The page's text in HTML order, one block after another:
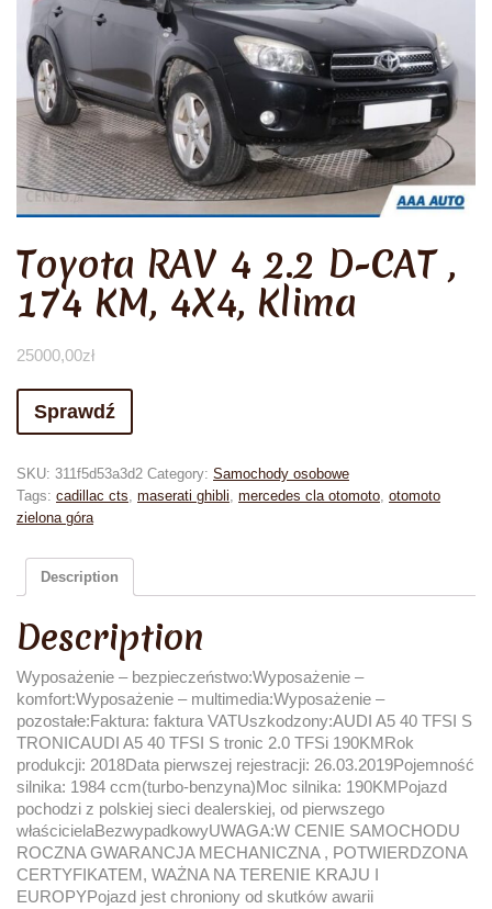
Toyota RAV 4 2.2 D-CAT ,
174 KM, 4X4, Klima
25000,00zł
Sprawdź
SKU: 311f5d53a3d2 Category: Samochody osobowe
Tags: cadillac cts, maserati ghibli, mercedes cla otomoto, otomoto
zielona góra
Description
Description
Wyposażenie – bezpieczeństwo:Wyposażenie –
komfort:Wyposażenie – multimedia:Wyposażenie –
pozostałe:Faktura: faktura VATUszkodzony:AUDI A5 40 TFSI S
TRONICAUDI A5 40 TFSI S tronic 2.0 TFSi 190KMRok
produkcji: 2018Data pierwszej rejestracji: 26.03.2019Pojemność
silnika: 1984 ccm(turbo-benzyna)Moc silnika: 190KMPojazd
pochodzi z polskiej sieci dealerskiej, od pierwszego
właścicielaBezwypadkowyUWAGA:W CENIE SAMOCHODU
ROCZNA GWARANCJA MECHANICZNA , POTWIERDZONA
CERTYFIKATEM, WAŻNA NA TERENIE KRAJU I
EUROPYPojazd jest chroniony od skutków awarii